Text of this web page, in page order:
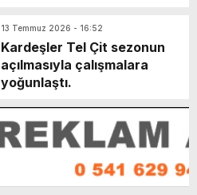
13 Temmuz 2026 - 16:52
Kardeşler Tel Çit sezonun
açılmasıyla çalışmalara
yoğunlaştı.